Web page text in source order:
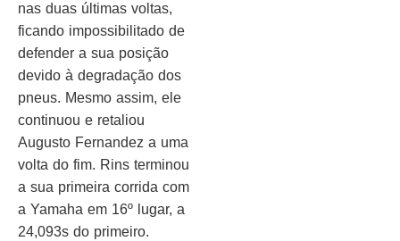
nas duas últimas voltas,
ficando impossibilitado de
defender a sua posição
devido à degradação dos
pneus. Mesmo assim, ele
continuou e retaliou
Augusto Fernandez a uma
volta do fim. Rins terminou
a sua primeira corrida com
a Yamaha em 16º lugar, a
24,093s do primeiro.